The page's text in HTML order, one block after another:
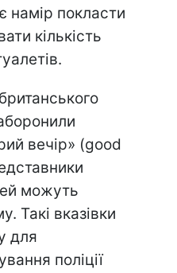
намір покласти
кількість
вечір» (good
можуть
Такі вказівки
для
поліції